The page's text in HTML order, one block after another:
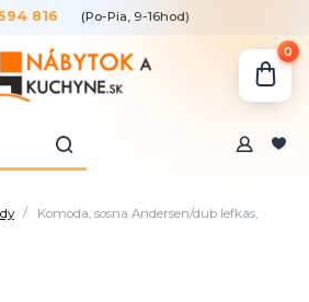
816 (Po-Pia, 9-16hod)
0
Komoda, sosna Andersen/dub lefkas,